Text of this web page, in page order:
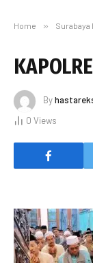
Home » Surabaya
By
0 Views